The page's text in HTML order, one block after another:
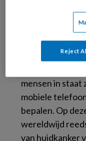
De
mate gebruik
Medische apps
voorbeeld en
mensen in staat
mobiele
bepalen. Op
wereldwijd
van huidkanker
Reject